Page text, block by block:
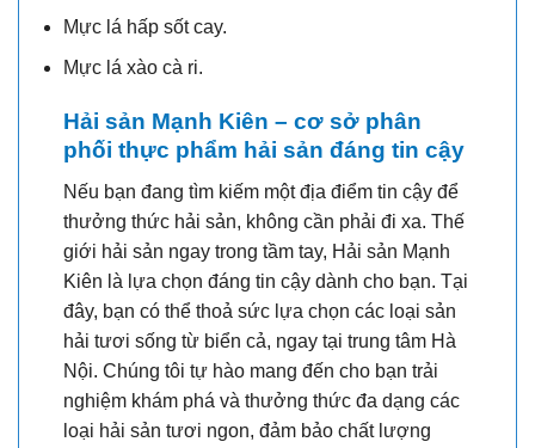
Mực lá hấp sốt cay.
Mực lá xào cà ri.
Hải sản Mạnh Kiên – cơ sở phân
phối thực phẩm hải sản đáng tin cậy
Nếu bạn đang tìm kiếm một địa điểm tin cậy để
thưởng thức hải sản, không cần phải đi xa. Thế
giới hải sản ngay trong tầm tay, Hải sản Mạnh
Kiên là lựa chọn đáng tin cậy dành cho bạn. Tại
đây, bạn có thể thoả sức lựa chọn các loại sản
hải tươi sống từ biển cả, ngay tại trung tâm Hà
Nội. Chúng tôi tự hào mang đến cho bạn trải
nghiệm khám phá và thưởng thức đa dạng các
loại hải sản tươi ngon, đảm bảo chất lượng